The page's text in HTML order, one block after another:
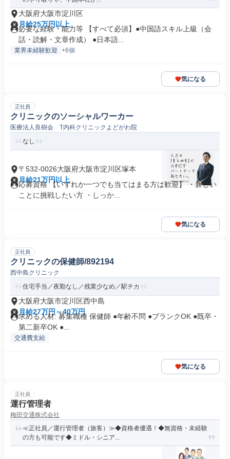
大阪府大阪市淀川区
月給25万円以上
必要な経験・能力等 【すべて必須】●中国語スキル上級（会
話・読解・文章作成） ●日本語...
業界未経験歓迎 +6個
気になる
正社員
クリニックのソーシャルワーカー
医療法人良樹会 T内科クリニックよどがわ院
なし
〒532-0026大阪府大阪市淀川区塚本
月給21万円以上
応募資格 【いずれか一つでも当てはまる方は歓迎】 ・新しい
ことに挑戦したい方 ・しっか...
気になる
正社員
クリニックの保健師/892194
西中島クリニック
住宅手当／夜勤なし／残業少なめ／駅チカ
大阪府大阪市淀川区西中島
月給27万円～40万円
求める人材: 募集職種 保健師 ●年齢不問 ●ブランクOK ●既卒・
第二新卒OK ●...
交通費支給
気になる
正社員
運行管理者
梅田交通株式会社
≪正社員／運行管理者（旅客）≫◆資格者優遇！◆無資格・未経験
の方も可能です◆ミドル・シニア...